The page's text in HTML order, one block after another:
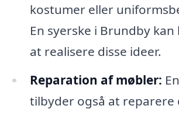
kostumer eller
En syerske i Brundby
at realisere disse ideer.
Reparation af møbler:
tilbyder også at reparere